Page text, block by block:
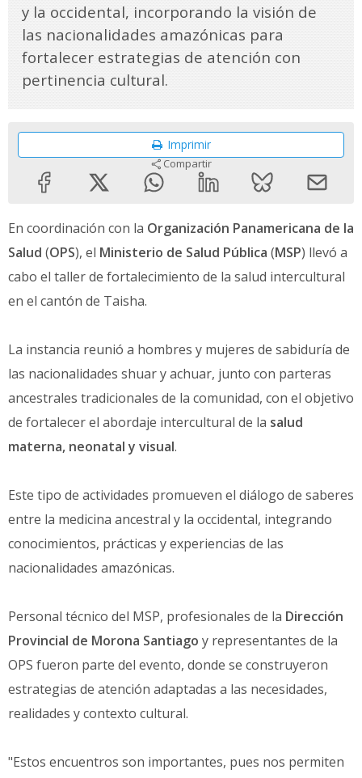
y la occidental, incorporando la visión de
las nacionalidades amazónicas para
fortalecer estrategias de atención con
pertinencia cultural.
Imprimir
Compartir
En coordinación con la Organización Panamericana de la
Salud (OPS), el Ministerio de Salud Pública (MSP) llevó a
cabo el taller de fortalecimiento de la salud intercultural
en el cantón de Taisha.
La instancia reunió a hombres y mujeres de sabiduría de
las nacionalidades shuar y achuar, junto con parteras
ancestrales tradicionales de la comunidad, con el objetivo
de fortalecer el abordaje intercultural de la salud
materna, neonatal y visual.
Este tipo de actividades promueven el diálogo de saberes
entre la medicina ancestral y la occidental, integrando
conocimientos, prácticas y experiencias de las
nacionalidades amazónicas.
Personal técnico del MSP, profesionales de la Dirección
Provincial de Morona Santiago y representantes de la
OPS fueron parte del evento, donde se construyeron
estrategias de atención adaptadas a las necesidades,
realidades y contexto cultural.
"Estos encuentros son importantes, pues nos permiten